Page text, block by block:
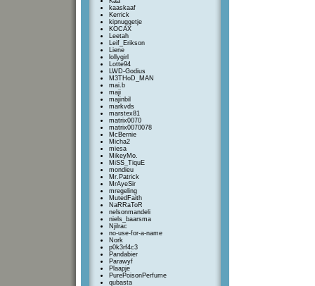
kaaskaaf
Kerrick
kipnuggetje
KOCAX
Leetah
Leif_Erikson
Liene
lollygirl
Lotte94
LWD-Godius
M3THoD_MAN
mai.b
maji
majinbil
markvds
marstex81
matrix0070
matrix0070078
McBernie
Micha2
miesa
MikeyMo.
MiSS_TiquE
mondieu
Mr.Patrick
MrAyeSir
mregeling
MutedFaith
NaRRaToR
nelsonmandeli
niels_baarsma
Njilrac
no-use-for-a-name
Nork
p0k3rf4c3
Pandabier
Parawyf
Plaapje
PurePoisonPerfume
qubasta